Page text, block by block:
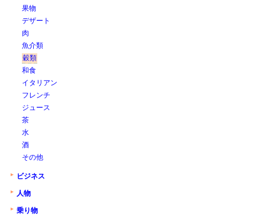
果物
デザート
肉
魚介類
穀類
和食
イタリアン
フレンチ
ジュース
茶
水
酒
その他
ビジネス
人物
乗り物